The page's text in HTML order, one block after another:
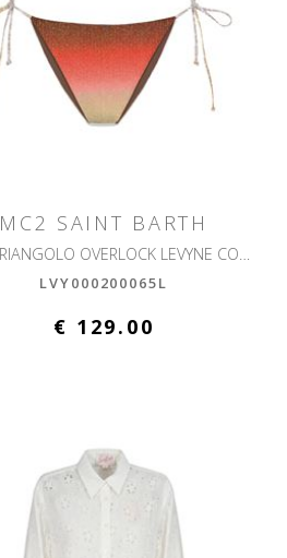
MC2 SAINT BARTH
BIKINI TRIANGOLO OVERLOCK LEVYNE CON OVERLOCK
LVY000200065L
€ 129.00